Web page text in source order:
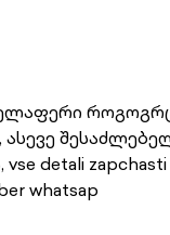
როგოგრც
detali zapchasti
whatsap